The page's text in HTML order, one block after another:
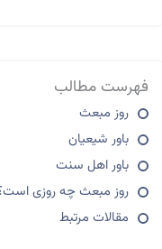
فهرست مطالب
روز مبعث
باور شیعیان
باور اهل سنت
روز مبعث چه روزی است؟
مقالات مرتبط